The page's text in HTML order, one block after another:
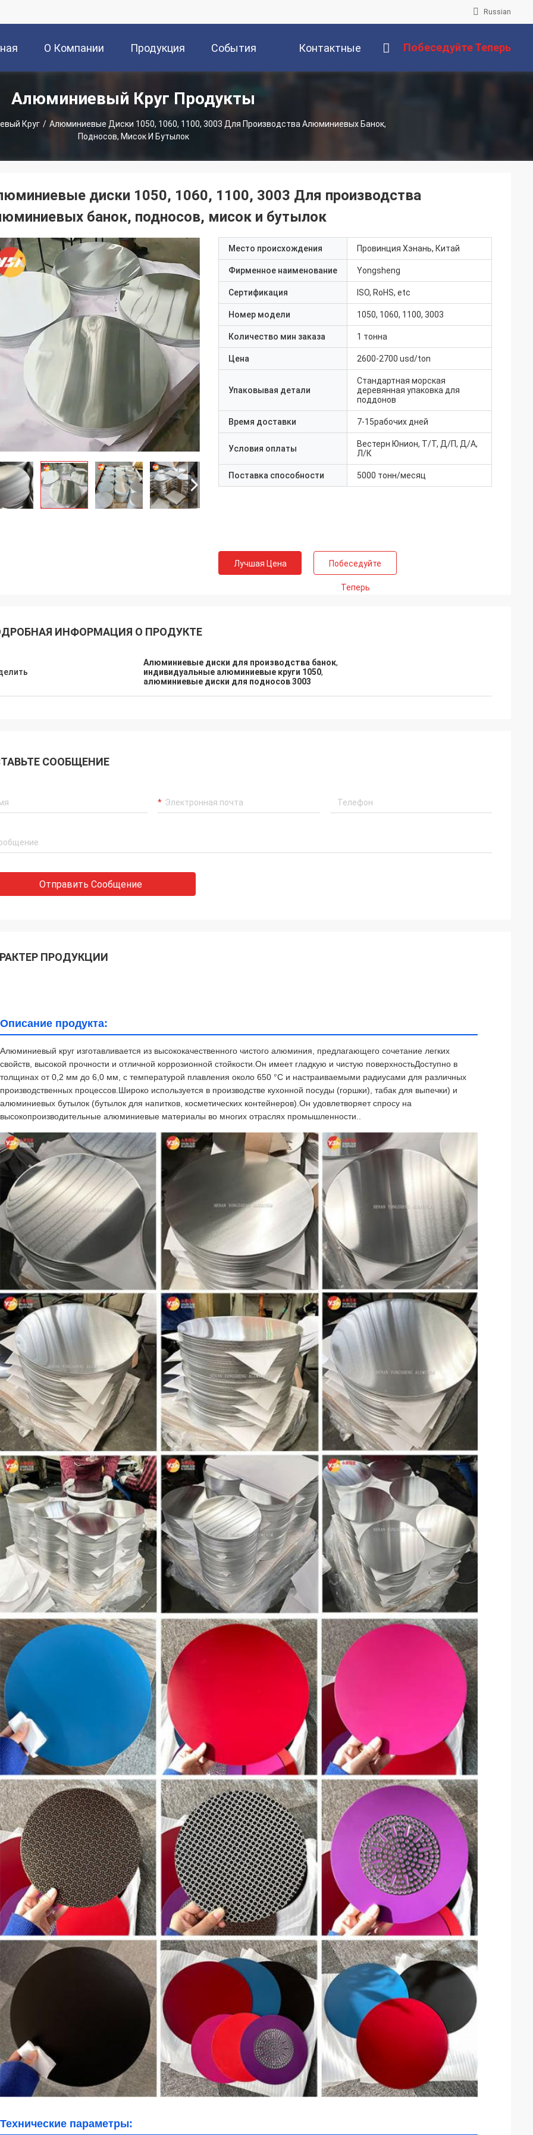
Russian
О Компании Продукция События Контактные Побеседуйте Теперь
Алюминиевый Круг Продукты
Круг / Алюминиевые Диски 1050, 1060, 1100, 3003 Для Производства Алюминиевых Банок,
Подносов, Мисок И Бутылок
диски 1050, 1060, 1100, 3003 Для производства
банок, подносов, мисок и бутылок
Место происхождения Провинция Хэнань, Китай
Фирменное наименование Yongsheng
Сертификация ISO, RoHS, etc
Номер модели 1050, 1060, 1100, 3003
Количество мин заказа 1 тонна
Цена 2600-2700 usd/ton
Упаковывая детали
Стандартная морская
деревянная упаковка для
поддонов
Время доставки 7-15рабочих дней
Условия оплаты
Вестерн Юнион, Т/Т, Д/П, Д/А,
Л/К
Поставка способности 5000 тонн/месяц
Лучшая Цена Побеседуйте
Теперь
ИНФОРМАЦИЯ О ПРОДУКТЕ
Алюминиевые диски для производства банок,
индивидуальные алюминиевые круги 1050,
алюминиевые диски для подносов 3003
СООБЩЕНИЕ
Отправить Сообщение
ПРОДУКЦИИ
Описание продукта:
Алюминиевый круг изготавливается из высококачественного чистого алюминия, предлагающего сочетание легких
свойств, высокой прочности и отличной коррозионной стойкости.Он имеет гладкую и чистую поверхностьДоступно в
толщинах от 0,2 мм до 6,0 мм, с температурой плавления около 650 °C и настраиваемыми радиусами для различных
производственных процессов.Широко используется в производстве кухонной посуды (горшки), табак для выпечки) и
алюминиевых бутылок (бутылок для напитков, косметических контейнеров).Он удовлетворяет спросу на
высокопроизводительные алюминиевые материалы во многих отраслях промышленности..
Технические параметры: